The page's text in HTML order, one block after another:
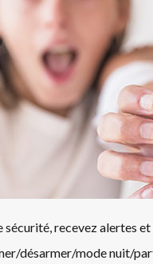
recevez alertes
désarmer/mode nuit/